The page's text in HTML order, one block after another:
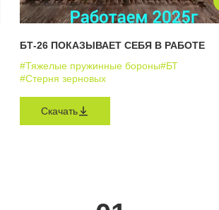
БТ-26 ПОКАЗЫВАЕТ СЕБЯ В РАБОТЕ
#Тяжелые пружинные бороны#БТ
#Стерня зерновых
Скачать